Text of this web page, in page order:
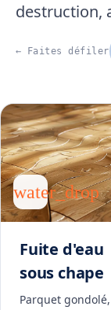
destruction,
← Faites défiler
water_drop
Fuite d'eau
sous chape
Parquet